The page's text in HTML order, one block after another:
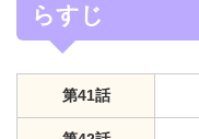
らすじ
第41話